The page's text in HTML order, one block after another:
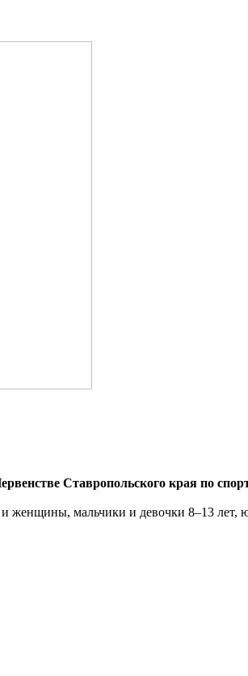
Ставропольского края по
женщины, мальчики и девочки 8–13